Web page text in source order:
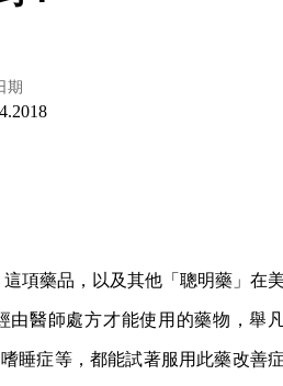
期
項藥品，以及其他「聰明藥」在美
由醫師處方才能使用的藥物，舉
睡症等，都能試著服用此藥改善症